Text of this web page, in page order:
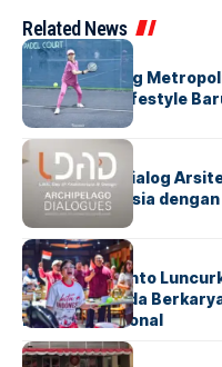
Related News
BERITAHOME
Grand Opening
Olahraga & Lifestyle
BERITAHOME
LDAD 2026: Dialog
Depan Indonesia
BERITAINDEX
Marissa Sutanto
Ajak Anak Muda
Musik Tradisional
BERITAINDEX